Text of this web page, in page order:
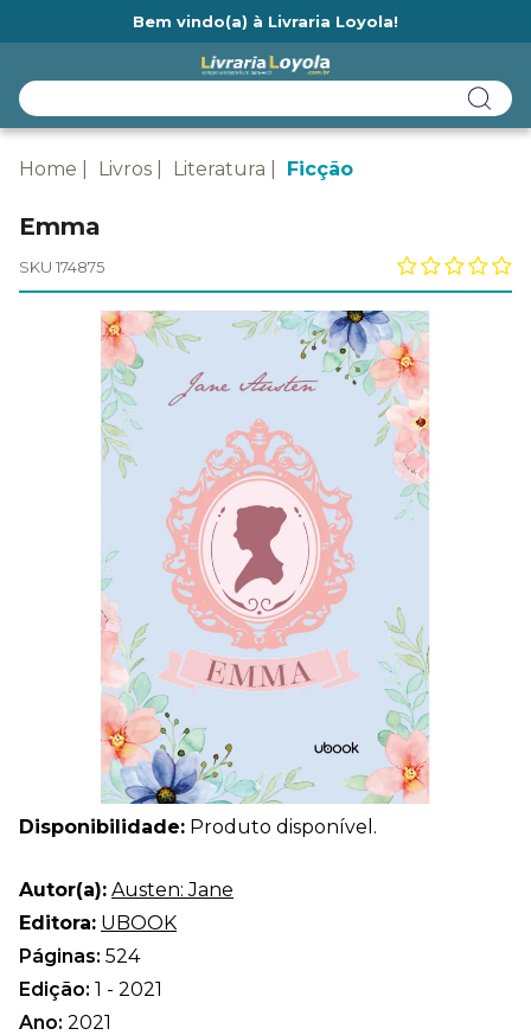
Bem vindo(a) à Livraria Loyola!
Home Livros Literatura Ficção
Emma
SKU 174875
Disponibilidade: Produto disponível.
Autor(a): Austen: Jane
Editora: UBOOK
Páginas: 524
Edição: 1 - 2021
Ano: 2021